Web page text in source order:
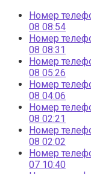
Номер
08 08:54
Номер
08 08:31
Номер
08 05:26
Номер
08 04:06
Номер
08 02:21
Номер
08 02:02
Номер
07 10:40